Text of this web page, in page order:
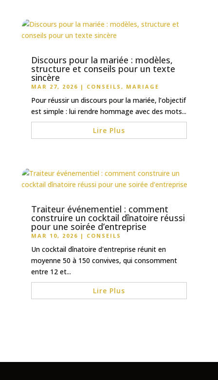
Discours pour la mariée : modèles,
structure et conseils pour un texte
sincère
MAR 27, 2026 | CONSEILS , MARIAGE
Pour réussir un discours pour la mariée, l’objectif
est simple : lui rendre hommage avec des mots...
Lire Plus
Traiteur événementiel : comment
construire un cocktail dînatoire réussi
pour une soirée d’entreprise
MAR 10, 2026 | CONSEILS
Un cocktail dînatoire d'entreprise réunit en
moyenne 50 à 150 convives, qui consomment
entre 12 et...
Lire Plus